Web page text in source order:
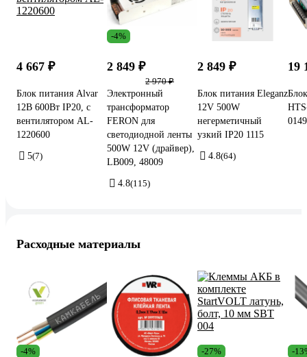
4 667 ₽
Блок питания Alvar
12В 600Вт IP20, с
вентилятором AL-
1220600
5(7)
-4%
2 849 ₽
2 970 ₽
Электронный
трансформатор
FERON для
светодиодной ленты
500W 12V (драйвер),
LB009, 48009
4.8(115)
2 849 ₽
Блок питания Eleganz
12V 500W
негерметичный
узкий IP20 1115
4.8(64)
19
Расходные материалы
-4% -27% -